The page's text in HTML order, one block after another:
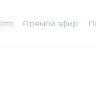
Прямой эфир